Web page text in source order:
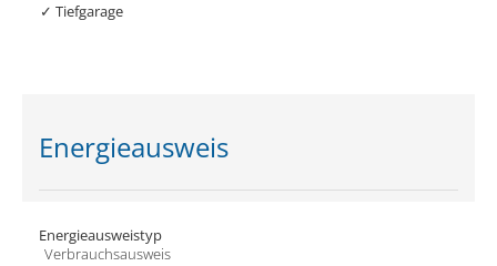
✓ Tiefgarage
Energieausweis
Energieausweistyp
Verbrauchs­ausweis